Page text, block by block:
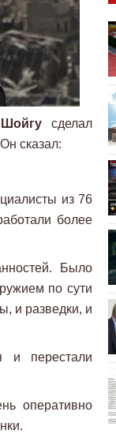
сделал
сказал:
из 76
более
Было
по сути
и разведки, и
и перестали
оперативно